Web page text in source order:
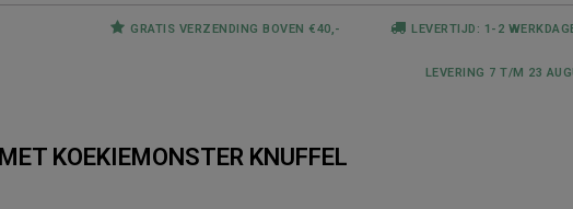
GRATIS VERZENDING BOVEN €40,- LEVERTIJD: 1-2
LEVERING 7 T/M 23
KOEKIEMONSTER KNUFFEL